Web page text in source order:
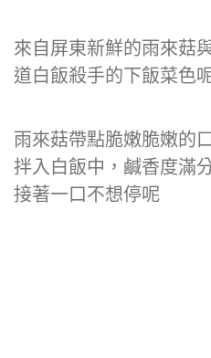
來自屏東新鮮的雨來菇
道白飯殺手的下飯菜色
雨來菇帶點脆嫩脆嫩的
拌入白飯中，鹹香度滿
接著一口不想停呢